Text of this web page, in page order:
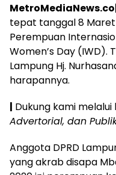
tepat tanggal 8
Perempuan
Women’s Day (IWD).
Lampung Hj.
harapannya.
| Dukung kami melalui
Advertorial, dan
Anggota DPRD
yang akrab disapa